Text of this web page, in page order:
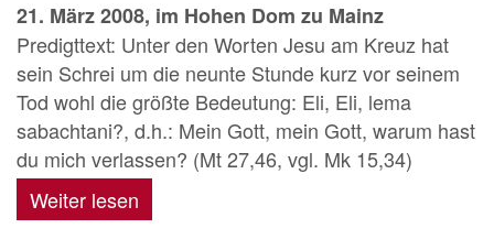
21. März 2008, im Hohen Dom zu Mainz
Predigttext: Unter den Worten Jesu am Kreuz hat
sein Schrei um die neunte Stunde kurz vor seinem
Tod wohl die größte Bedeutung: Eli, Eli, lema
sabachtani?, d.h.: Mein Gott, mein Gott, warum hast
du mich verlassen? (Mt 27,46, vgl. Mk 15,34)
Weiter lesen